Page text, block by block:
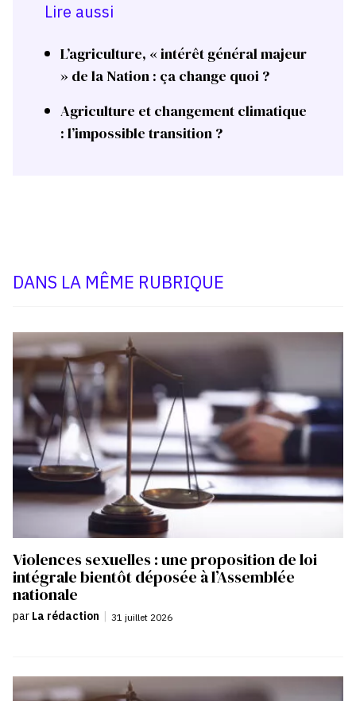
Lire aussi
L’agriculture, « intérêt général majeur
» de la Nation : ça change quoi ?
Agriculture et changement climatique
: l’impossible transition ?
DANS LA MÊME RUBRIQUE
Violences sexuelles : une proposition de loi
intégrale bientôt déposée à l’Assemblée
nationale
par La rédaction | 31 juillet 2026